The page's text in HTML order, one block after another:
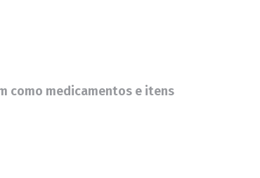
como medicamentos e itens